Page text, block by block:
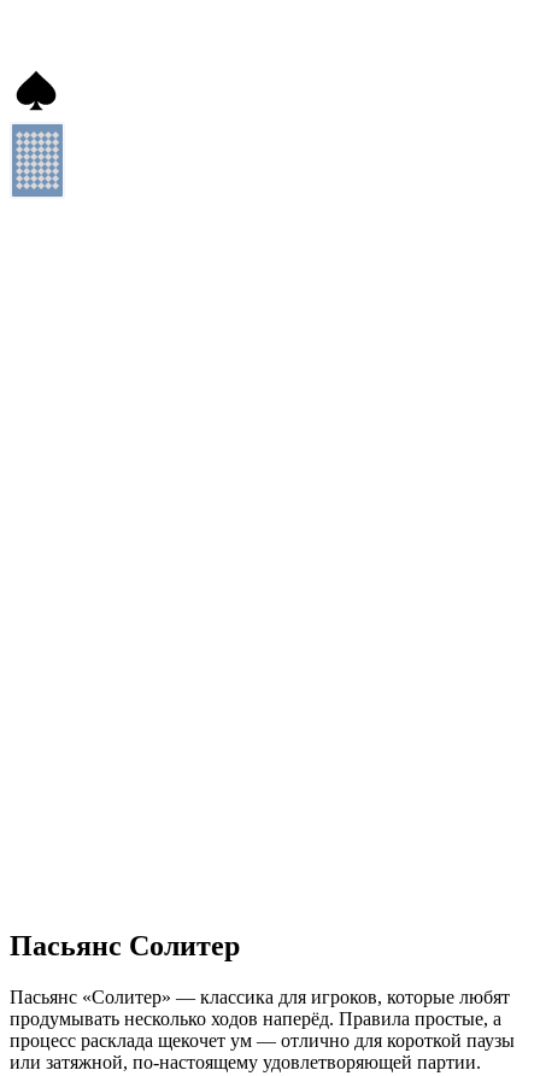
Пасьянс Солитер
Пасьянс «Солитер» — классика для игроков, которые любят
продумывать несколько ходов наперёд. Правила простые, а
процесс расклада щекочет ум — отлично для короткой паузы
или затяжной, по-настоящему удовлетворяющей партии.